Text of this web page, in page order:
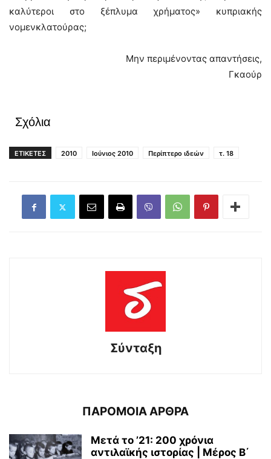
καλύτεροι στο ξέπλυμα χρήματος» κυπριακής
νομενκλατούρας;
Μην περιμένοντας απαντήσεις,
Γκαούρ
Σχόλια
ΕΤΙΚΕΤΕΣ 2010 Ιούνιος 2010 Περίπτερο ιδεών τ. 18
Σύνταξη
ΠΑΡΟΜΟΙΑ ΑΡΘΡΑ
Μετά το ’21: 200 χρόνια
αντιλαϊκής ιστορίας | Μέρος Β΄